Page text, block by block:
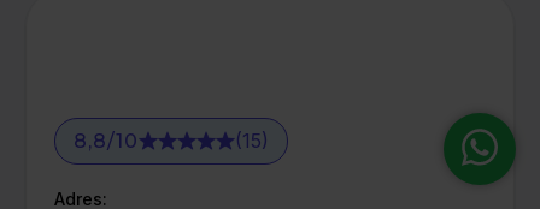
8,8/10 (15)
Adres: